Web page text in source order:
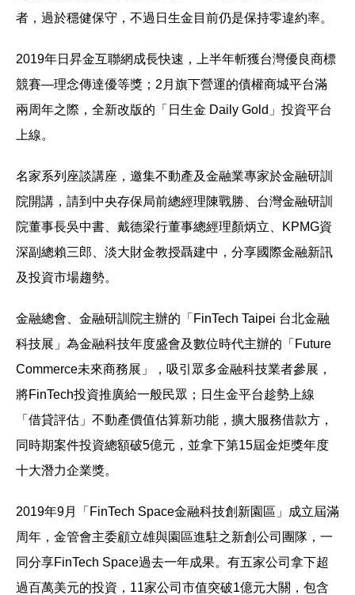
者，過於穩健保守，不過日生金目前仍是保持零違約率。
2019年日昇金互聯網成長快速，上半年斬獲台灣優良商標
競賽—理念傳達優等獎；2月旗下營運的債權商城平台滿
兩周年之際，全新改版的「日生金 Daily Gold」投資平台
上線。
名家系列座談講座，邀集不動產及金融業專家於金融研訓
院開講，請到中央存保局前總經理陳戰勝、台灣金融研訓
院董事長吳中書、戴德梁行董事總經理顏炳立、KPMG資
深副總賴三郎、淡大財金教授聶建中，分享國際金融新訊
及投資市場趨勢。
金融總會、金融研訓院主辦的「FinTech Taipei 台北金融
科技展」為金融科技年度盛會及數位時代主辦的「Future
Commerce未來商務展」，吸引眾多金融科技業者參展，
將FinTech投資推廣給一般民眾；日生金平台趁勢上線
「借貸評估」不動產價值估算新功能，擴大服務借款方，
同時期案件投資總額破5億元，並拿下第15屆金炬獎年度
十大潛力企業獎。
2019年9月「FinTech Space金融科技創新園區」成立屆滿
周年，金管會主委顧立雄與園區進駐之新創公司團隊，一
同分享FinTech Space過去一年成果。有五家公司拿下超
過百萬美元的投資，11家公司市值突破1億元大關，包含